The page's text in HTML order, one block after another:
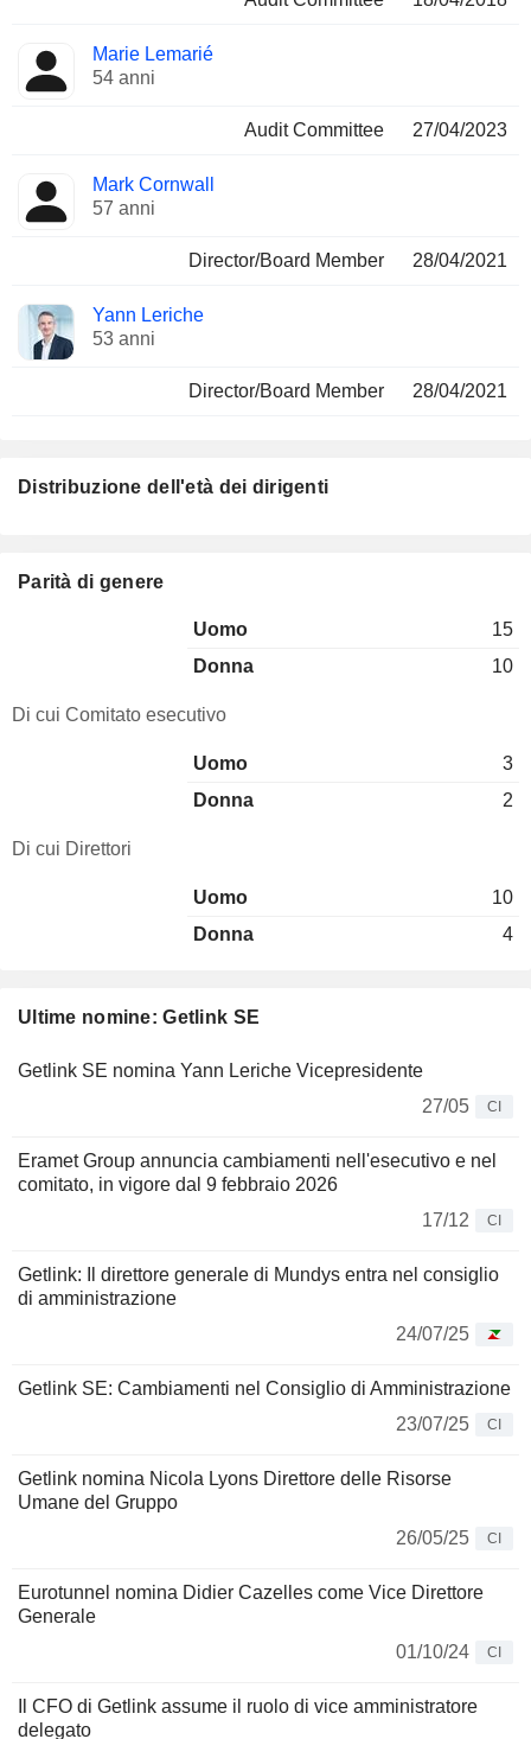
Marie Lemarié
54 anni
Audit Committee 27/04/2023
Mark Cornwall
57 anni
Director/Board Member 28/04/2021
Yann Leriche
53 anni
Director/Board Member 28/04/2021
Ultime nomine: Getlink SE
Getlink SE nomina Yann Leriche Vicepresidente
27/05
CI
Eramet Group annuncia cambiamenti nell'esecutivo e nel
comitato, in vigore dal 9 febbraio 2026
17/12
CI
Getlink: Il direttore generale di Mundys entra nel consiglio
di amministrazione
24/07/25
Getlink SE: Cambiamenti nel Consiglio di Amministrazione
23/07/25
CI
Getlink nomina Nicola Lyons Direttore delle Risorse
Umane del Gruppo
26/05/25
CI
Eurotunnel nomina Didier Cazelles come Vice Direttore
Generale
01/10/24
CI
Il CFO di Getlink assume il ruolo di vice amministratore
delegato
Distribuzione dell'età dei dirigenti
Parità di genere
Uomo
15
Donna
10
Di cui Comitato esecutivo
Uomo
3
Donna
2
Di cui Direttori
Uomo
10
Donna
4